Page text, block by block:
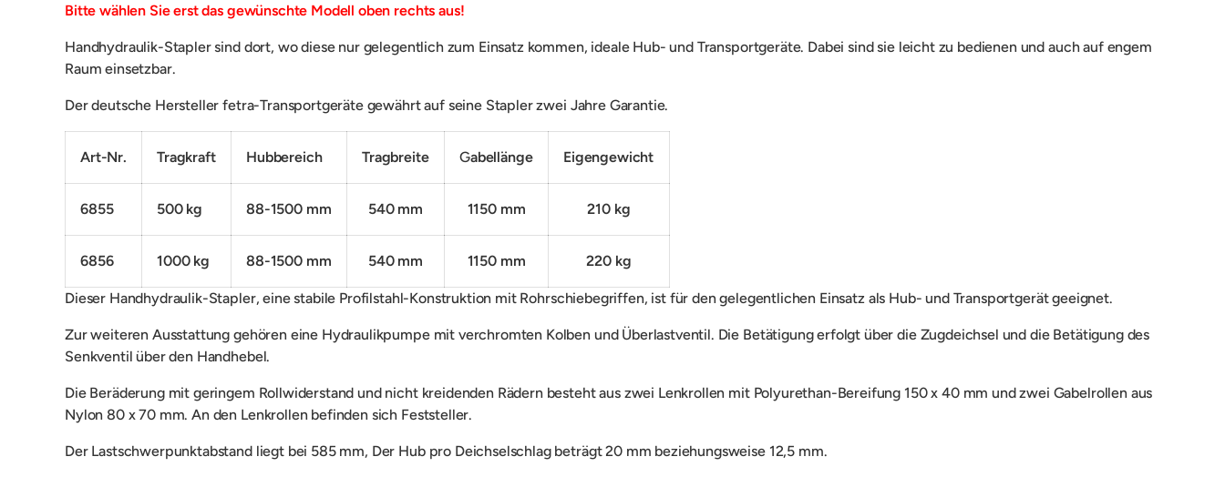
Bitte wählen Sie erst das gewünschte Modell oben rechts aus!
Handhydraulik-Stapler sind dort, wo diese nur gelegentlich zum Einsatz kommen, ideale Hub- und Transportgeräte. Dabei sind sieleicht zu bedienen und auch auf engem
Raum einsetzbar.
Der deutsche Hersteller fetra-Transportgeräte gewährt auf seine Stapler zwei Jahre Garantie.
Art-Nr. Tragkraft Hubbereich Tragbreite Gabellänge Eigengewicht
6855 500 kg 88-1500 mm 540 mm 1150 mm 210 kg
6856 1000 kg 88-1500 mm 540 mm 1150 mm 220 kg
Dieser Handhydraulik-Stapler, eine stabile Profilstahl-Konstruktion mit Rohrschiebegriffen, ist für den gelegentlichen Einsatz als Hub- und Transportgerät geeignet.
Zur weiteren Ausstattung gehören eine Hydraulikpumpe mit verchromten Kolben und Überlastventil. Die Betätigung erfolgt über die Zugdeichsel und die Betätigung des
Senkventil über den Handhebel.
Die Beräderung mit geringem Rollwiderstand und nicht kreidenden Rädern besteht aus zwei Lenkrollen mit Polyurethan-Bereifung 150 x 40 mm und zwei Gabelrollen aus
Nylon 80 x 70 mm. An den Lenkrollen befinden sich Feststeller.
Der Lastschwerpunktabstand liegt bei 585 mm, Der Hub pro Deichselschlag beträgt 20 mm beziehungsweise 12,5 mm.